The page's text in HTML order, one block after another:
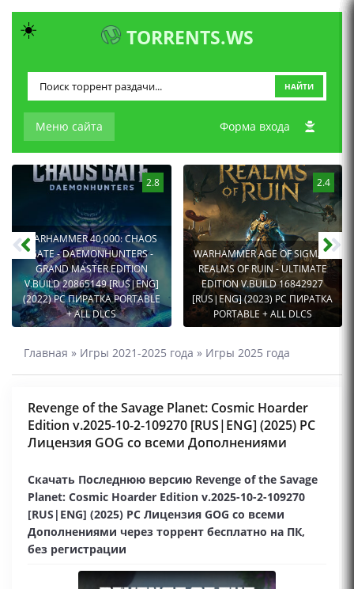
TORRENTS.WS
Меню сайта
НАЙТИ
Форма входа
2.8
WARHAMMER 40,000: CHAOS
GATE - DAEMONHUNTERS -
GRAND MASTER EDITION
V.BUILD 20865149 [RUS|ENG]
(2022) PC ПИРАТКА PORTABLE
+ ALL DLCS
2.4
WARHAMMER AGE OF SIGMAR:
REALMS OF RUIN - ULTIMATE
EDITION V.BUILD 16842927
[RUS|ENG] (2023) PC ПИРАТКА
PORTABLE + ALL DLCS
Главная » Игры 2021-2025 года » Игры 2025 года
Revenge of the Savage Planet: Cosmic Hoarder
Edition v.2025-10-2-109270 [RUS|ENG] (2025) PC
Лицензия GOG со всеми Дополнениями
Скачать Последнюю версию Revenge of the Savage
Planet: Cosmic Hoarder Edition v.2025-10-2-109270
[RUS|ENG] (2025) PC Лицензия GOG со всеми
Дополнениями через торрент бесплатно на ПК,
без регистрации
☀️